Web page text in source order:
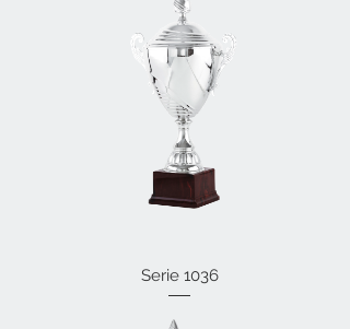
Serie 1036